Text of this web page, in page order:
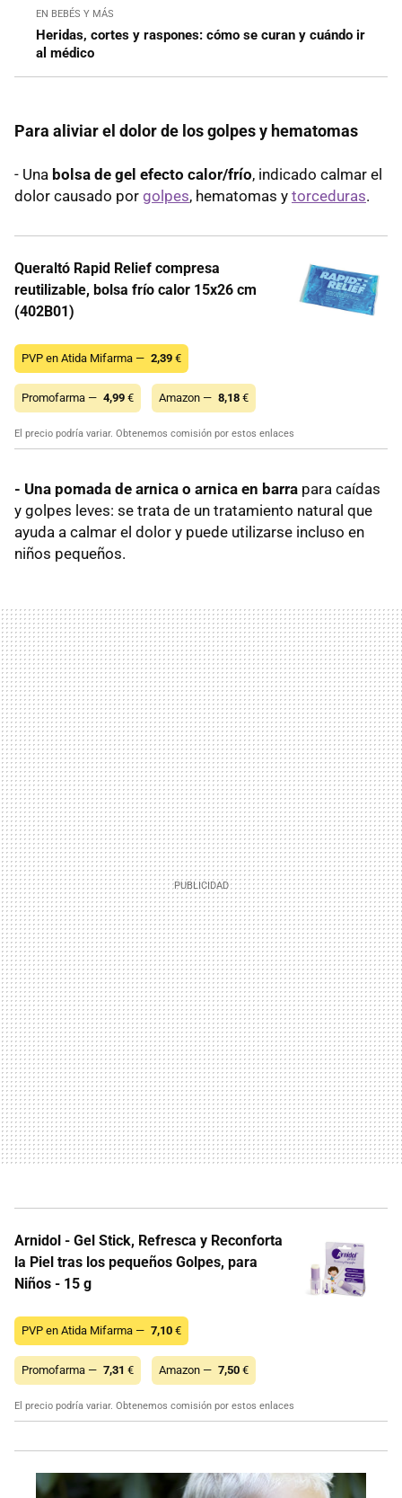
EN BEBÉS Y MÁS
Heridas, cortes y raspones: cómo se curan y cuándo ir
al médico
Para aliviar el dolor de los golpes y hematomas
- Una bolsa de gel efecto calor/frío, indicado calmar el
dolor causado por golpes, hematomas y torceduras.
Queraltó Rapid Relief compresa
reutilizable, bolsa frío calor 15x26 cm
(402B01)
PVP en Atida Mifarma — 2,39 €
Promofarma — 4,99 € Amazon — 8,18 €
El precio podría variar. Obtenemos comisión por estos enlaces
- Una pomada de arnica o arnica en barra para caídas
y golpes leves: se trata de un tratamiento natural que
ayuda a calmar el dolor y puede utilizarse incluso en
niños pequeños.
Arnidol - Gel Stick, Refresca y Reconforta
la Piel tras los pequeños Golpes, para
Niños - 15 g
PVP en Atida Mifarma — 7,10 €
Promofarma — 7,31 € Amazon — 7,50 €
El precio podría variar. Obtenemos comisión por estos enlaces